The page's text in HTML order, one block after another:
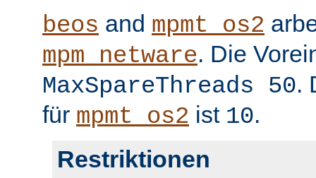
beos and mpmt_os2
mpm_netware. Die
MaxSpareThreads 50.
für mpmt_os2 ist 10.
Restriktionen